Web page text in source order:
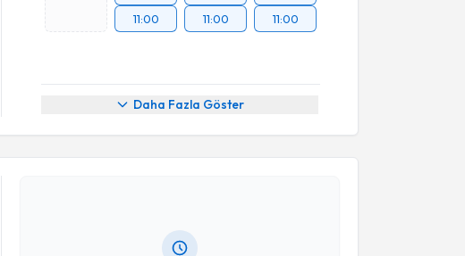
11:00
11:00
11:00
Daha Fazla Göster
Randevu Takvimi Talebi
Uzm. Psk. Dan. Sinem Açabay